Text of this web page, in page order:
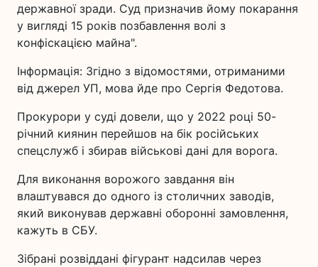
державної зради. Суд призначив йому покарання
у вигляді 15 років позбавлення волі з
конфіскацією майна".
Інформація: Згідно з відомостями, отриманими
від джерел УП, мова йде про Сергія Федотова.
Прокурори у суді довели, що у 2022 році 50-
річний киянин перейшов на бік російських
спецслужб і збирав військові дані для ворога.
Для виконання ворожого завдання він
влаштувався до одного із столичних заводів,
який виконував державні оборонні замовлення,
кажуть в СБУ.
Зібрані розвіддані фігурант надсилав через